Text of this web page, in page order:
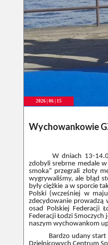
2026 | 06 | 15
Wychowankowie
W dniach 13-
zdobyli srebrne medale
smoka” przegrali złoty
wygrywaliśmy, ale błąd
były ciężkie a w sporcie
Polski (wcześniej w
zdecydowanie prowadzą
osad Polskiej Federacji
Federacji Łodzi
naszym wychowankom
Bardzo udany start w